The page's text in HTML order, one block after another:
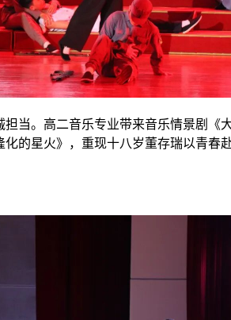
当。高二音乐专业带来音乐情景剧
的星火》，重现十八岁董存瑞以青